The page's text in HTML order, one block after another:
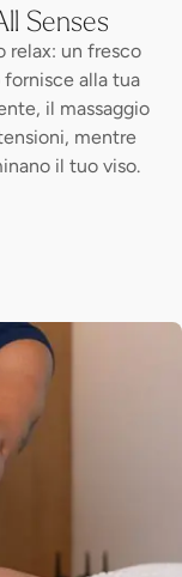
Senses
relax: un fresco
alla tua
il massaggio
mentre
il tuo viso.